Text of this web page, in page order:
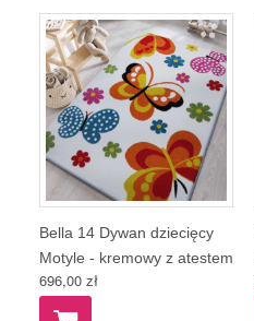
Bella 14 Dywan dziecięcy
Motyle - kremowy z atestem
696,00 zł